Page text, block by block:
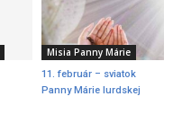
Misia Panny Márie
11. február – sviatok
Panny Márie lurdskej